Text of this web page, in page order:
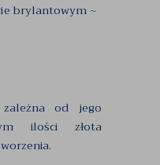
brylantowym ~
od jego
ilości złota